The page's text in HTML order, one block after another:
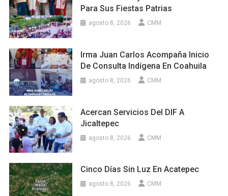
Para Sus Fiestas Patrias
agosto 8, 2026 CMM
Irma Juan Carlos Acompaña Inicio
De Consulta Indígena En Coahuila
agosto 8, 2026 CMM
Acercan Servicios Del DIF A
Jicaltepec
agosto 8, 2026 CMM
Cinco Días Sin Luz En Acatepec
agosto 8, 2026 CMM